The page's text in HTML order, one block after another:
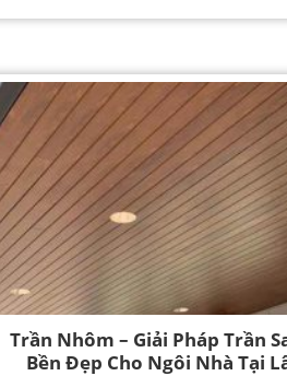
Trần Nhôm – Giải Pháp Trần
Bền Đẹp Cho Ngôi Nhà Tại